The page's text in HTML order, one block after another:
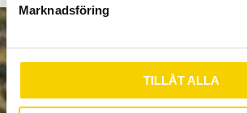
v
a
l
Marknadsföring
TILLÅT ALLA
NYHETSBREV